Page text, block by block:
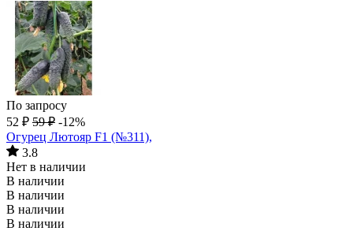
По запросу
52 ₽ 59 ₽ -12%
Огурец Лютояр F1 (№311),
3.8
Нет в наличии
В наличии
В наличии
В наличии
В наличии